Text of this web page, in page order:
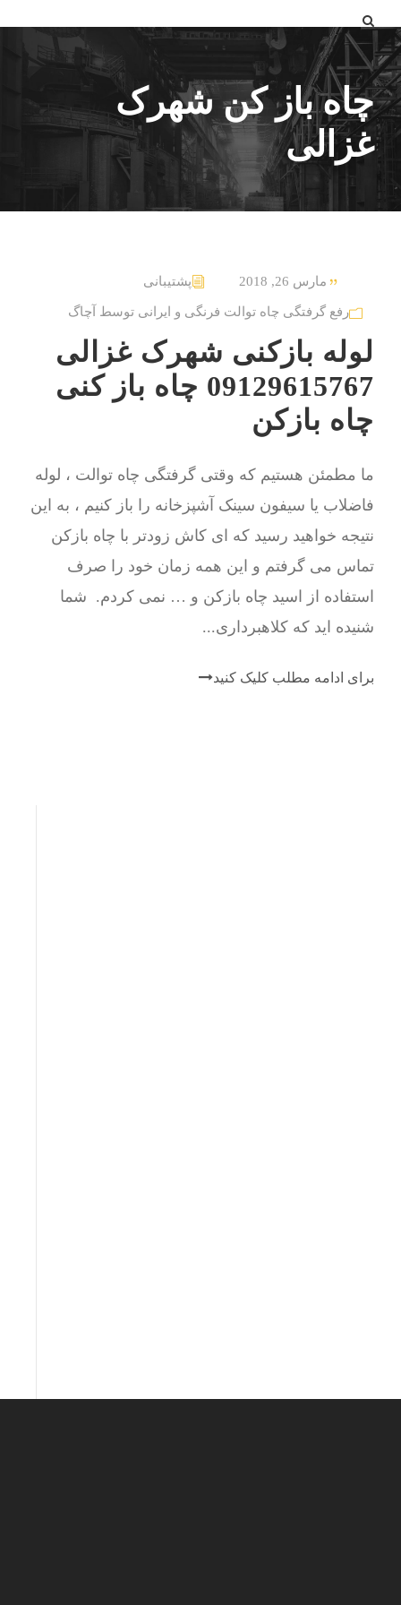
چاه باز کن شهرک
غزالی
مارس 26, 2018 پشتیبانی
رفع گرفتگی چاه توالت فرنگی و ایرانی توسط آچاگ
لوله بازکنی شهرک غزالی
09129615767 چاه باز کنی
چاه بازکن
ما مطمئن هستیم که وقتی گرفتگی چاه توالت ، لوله
فاضلاب یا سیفون سینک آشپزخانه را باز کنیم ، به این
نتیجه خواهید رسید که ای کاش زودتر با چاه بازکن
تماس می گرفتم و این همه زمان خود را صرف
استفاده از اسید چاه بازکن و … نمی کردم. شما
شنیده اید که کلاهبرداری...
برای ادامه مطلب کلیک کنید